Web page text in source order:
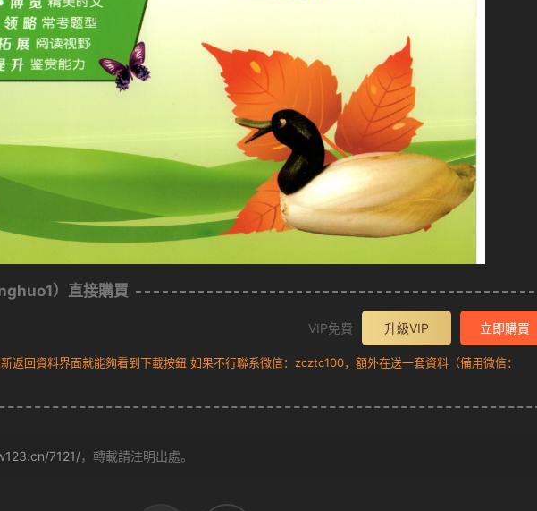
）直接購買
VIP免費 升級VIP 立即購買
返回資料界面就能夠看到下載按鈕 如果不行聯系微信：zcztc100，額外在送一套資料（備用微信：
7121/，轉載請注明出處。